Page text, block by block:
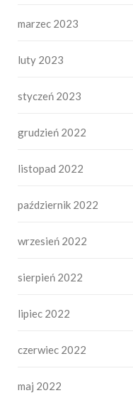
marzec 2023
luty 2023
styczeń 2023
grudzień 2022
listopad 2022
październik 2022
wrzesień 2022
sierpień 2022
lipiec 2022
czerwiec 2022
maj 2022